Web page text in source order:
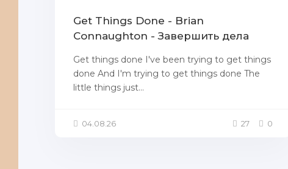
Get Things Done - Brian
Connaughton - Завершить дела
Get things done I've been trying to get things
done And I'm trying to get things done The
little things just...
04.08.26 27 0